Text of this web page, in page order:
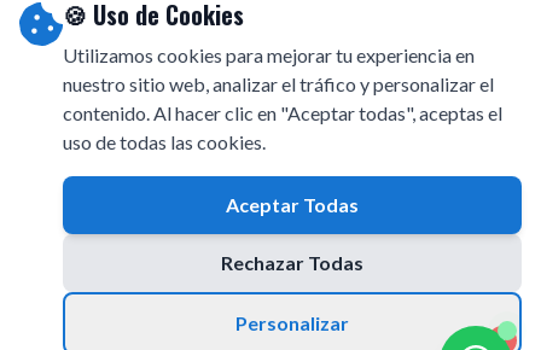
🍪 Uso de Cookies
Utilizamos cookies para mejorar tu experiencia en
nuestro sitio web, analizar el tráfico y personalizar el
contenido. Al hacer clic en "Aceptar todas", aceptas el
uso de todas las cookies.
Aceptar Todas
Rechazar Todas
Personalizar
1